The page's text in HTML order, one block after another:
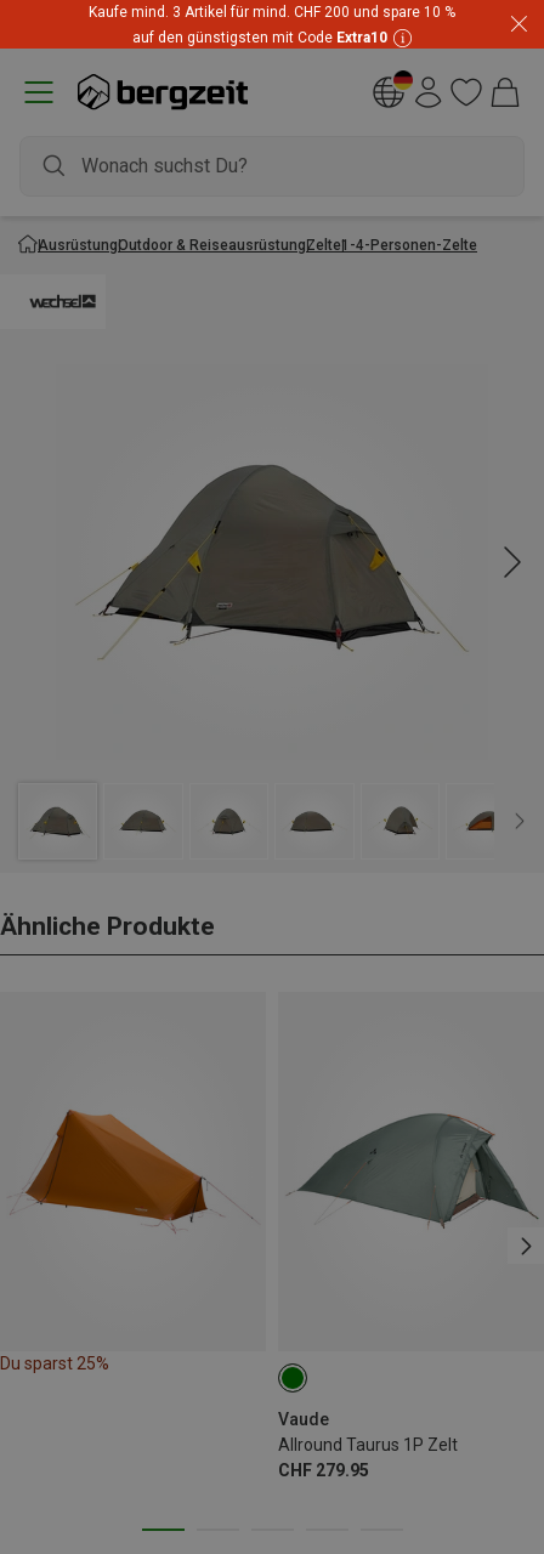
Kaufe mind. 3 Artikel für mind. CHF 200 und spare 10 %
auf den günstigsten mit Code Extra10
AusrüstungOutdoor & ReiseausrüstungZelte1-4-Personen-Zelte
Ähnliche Produkte
Du sparst 25%
Vaude
Allround Taurus 1P Zelt
CHF 279.95